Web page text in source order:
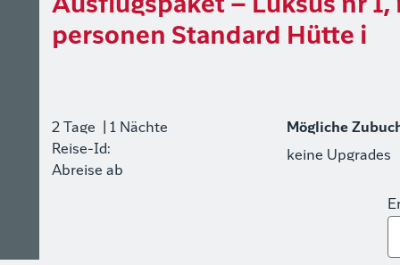
Ausflugspaket – Luksus nr 1,
personen Standard Hütte i
2 Tage
| 1 Nächte
Reise-Id:
Abreise ab
Mögliche
keine Upgrades